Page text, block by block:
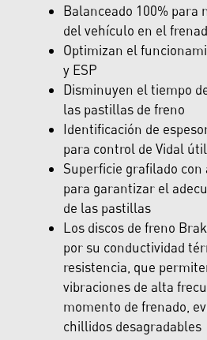
Balanceado 100% para
del vehículo en el
Optimizan el
y ESP
Disminuyen el tiempo
las pastillas de freno
Identificación de
para control de Vidal
Superficie grafilado con
para garantizar el
de las pastillas
Los discos de freno
por su conductividad
resistencia, que
vibraciones de alta
momento de frenado,
chillidos desagradables